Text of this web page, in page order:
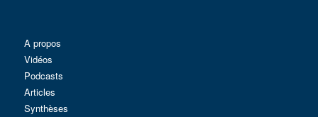
A propos
Vidéos
Podcasts
Articles
Synthèses